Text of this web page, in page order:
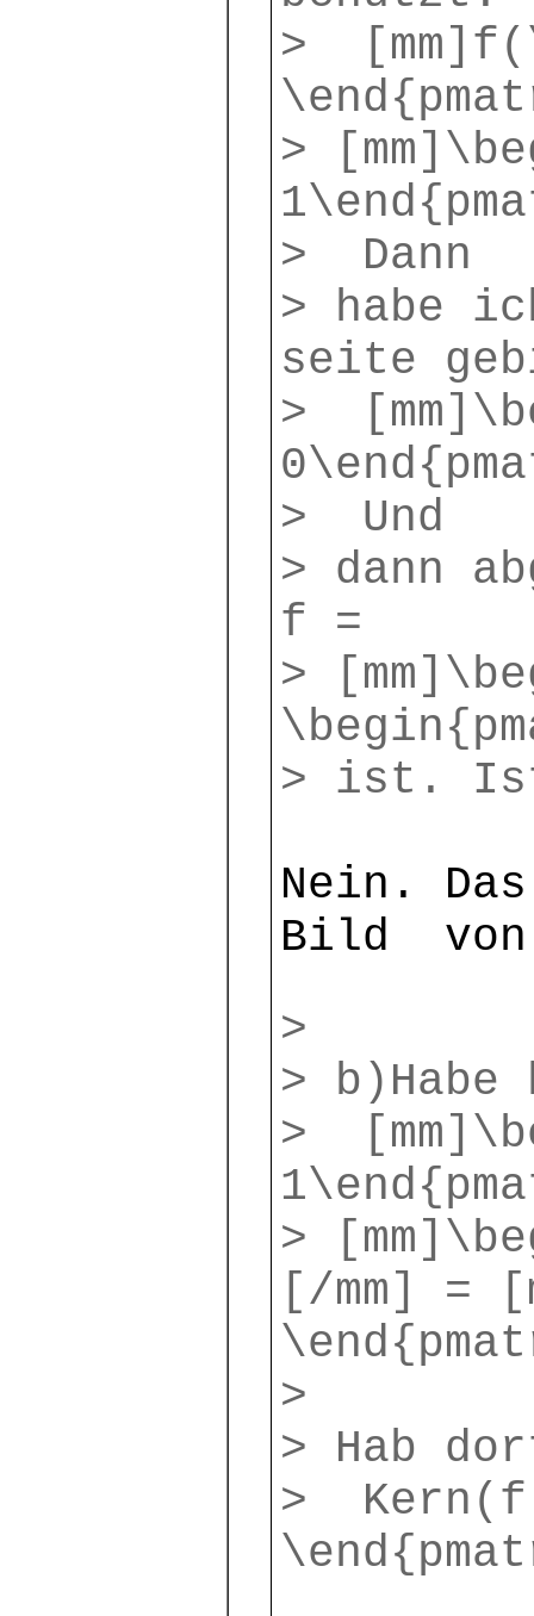
>
>
> Dann
> habe
seite
>
> Und
> dann
f =
>
> ist. Ist
Nein.
Bild
>
>
>
>
[/mm] =
>
> Hab
>